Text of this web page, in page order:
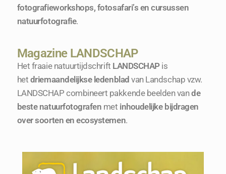
fotografieworkshops, fotosafari’s en cursussen
natuurfotografie.
Magazine LANDSCHAP
Het fraaie natuurtijdschrift LANDSCHAPis
het driemaandelijkse ledenblad van Landschap vzw.
LANDSCHAP combineert pakkende beelden vande
beste natuurfotografen met inhoudelijke bijdragen
over soorten en ecosystemen.